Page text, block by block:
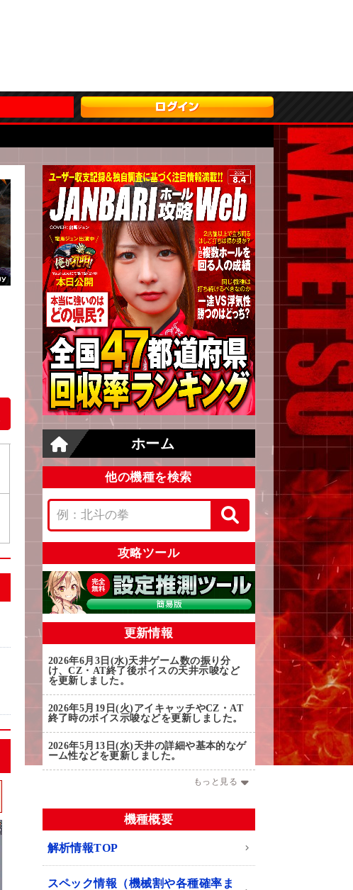
ホーム
他の機種を検索
攻略ツール
更新情報
2026年6月3日(水)天井ゲーム数の振り分
け、CZ・AT終了後ボイスの天井示唆など
を更新しました。
2026年5月19日(火) アイキャッチやCZ・AT
終了時のボイス示唆などを更新しました。
2026年5月13日(水) 天井の詳細や基本的なゲ
ーム性などを更新しました。
もっと見る
機種概要
解析情報TOP
スペック情報（機械割や各種確率ま